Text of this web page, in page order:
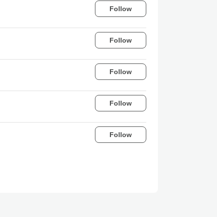
Follow
Follow
Follow
Follow
Follow